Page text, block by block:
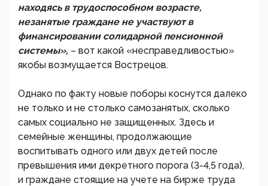
находясь в трудоспособном возрасте,
незанятые граждане не участвуют в
финансировании солидарной пенсионной
системы», – вот какой «несправедливостью»
якобы возмущается Вострецов.
Однако по факту новые поборы коснутся далеко
не только и не столько самозанятых, сколько
самых социально не защищенных. Здесь и
семейные женщины, продолжающие
воспитывать одного или двух детей после
превышения ими декретного порога (3-4,5 года),
и граждане стоящие на учете на бирже труда